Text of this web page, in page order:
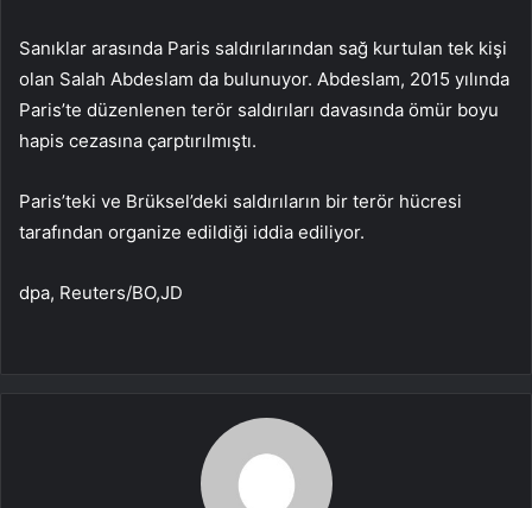
Sanıklar arasında Paris saldırılarından sağ kurtulan tek kişi
olan Salah Abdeslam da bulunuyor. Abdeslam, 2015 yılında
Paris’te düzenlenen terör saldırıları davasında ömür boyu
hapis cezasına çarptırılmıştı.
Paris’teki ve Brüksel’deki saldırıların bir terör hücresi
tarafından organize edildiği iddia ediliyor.
dpa, Reuters/BO,JD